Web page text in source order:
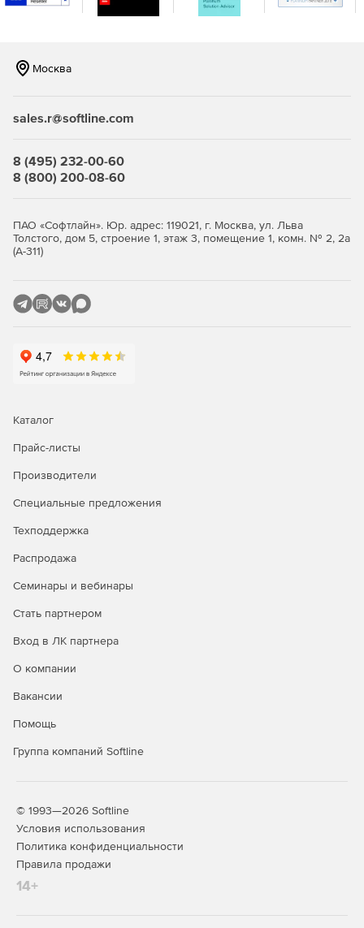
Москва
sales.r@softline.com
8 (495) 232-00-60
8 (800) 200-08-60
ПАО «Софтлайн». Юр. адрес: 119021, г. Москва, ул. Льва
Толстого, дом 5, строение 1, этаж 3, помещение 1, комн. № 2, 2а
(А-311)
Каталог
Прайс-листы
Производители
Специальные предложения
Техподдержка
Распродажа
Семинары и вебинары
Стать партнером
Вход в ЛК партнера
О компании
Вакансии
Помощь
Группа компаний Softline
© 1993—2026 Softline
Условия использования
Политика конфиденциальности
Правила продажи
14+